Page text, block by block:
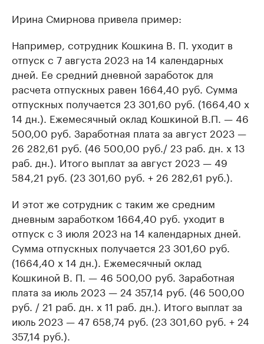
Ирина Смирнова привела пример:
Например, сотрудник Кошкина В. П. уходит в
отпуск с 7 августа 2023 на 14 календарных
дней. Ее средний дневной заработок для
расчета отпускных равен 1664,40 руб. Сумма
отпускных получается 23 301,60 руб. (1664,40 х
14 дн.). Ежемесячный оклад Кошкиной В.П. — 46
500,00 руб. Заработная плата за август 2023 —
26 282,61 руб. (46 500,00 руб./ 23 раб. дн. х 13
раб. дн.). Итого выплат за август 2023 — 49
584,21 руб. (23 301,60 руб. + 26 282,61 руб.).
И этот же сотрудник с таким же средним
дневным заработком 1664,40 руб. уходит в
отпуск с 3 июля 2023 на 14 календарных дней.
Сумма отпускных получается 23 301,60 руб.
(1664,40 х 14 дн.). Ежемесячный оклад
Кошкиной В. П. — 46 500,00 руб. Заработная
плата за июль 2023 — 24 357,14 руб. (46 500,00
руб. / 21 раб. дн. х 11 раб. дн.). Итого выплат за
июль 2023 — 47 658,74 руб. (23 301,60 руб. + 24
357,14 руб.).